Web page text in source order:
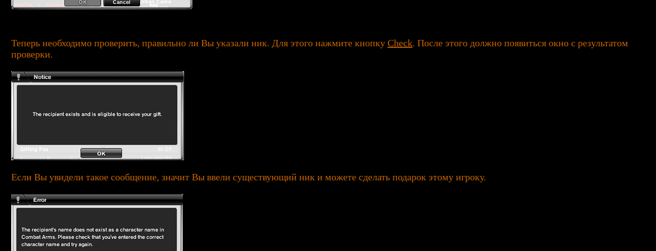
Теперь необходимо проверить, правильно ли Вы указали ник. Для этого нажмите кнопку Check. После этого должно появиться окно с результатом
проверки.
Если Вы увидели такое сообщение, значит Вы ввели существующий ник и можете сделать подарок этому игроку.